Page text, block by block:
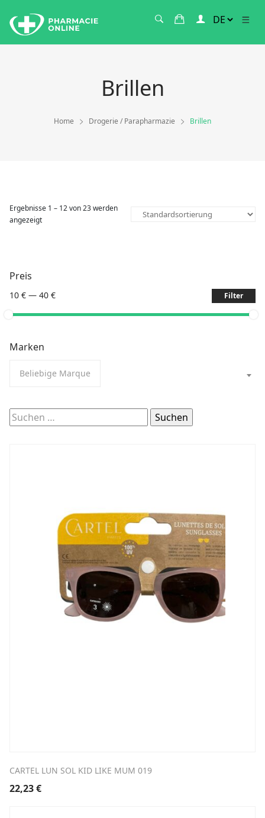
Brillen
Home Drogerie / Parapharmazie Brillen
Ergebnisse 1 – 12 von 23 werden
angezeigt
Preis
10 € — 40 € Filter
Marken
Beliebige Marque
Suchen
nach:
CARTEL LUN SOL KID LIKE MUM 019
22,23€